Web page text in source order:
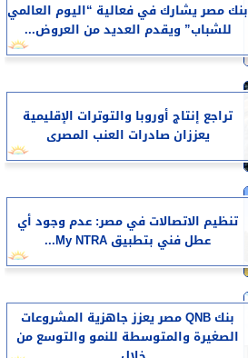
بنك مصر يشارك في فعالية “اليوم العالمي
للشباب” ويقدم العديد من العروض...
تراجع إنتاج أوروبا والتوترات الإقليمية
يعززان صادرات العنب المصرى
تنظيم الاتصالات في مصر: عدم وجود أي
عطل فني بتطبيق My NTRA...
بنك QNB مصر يعزز جاهزية المشروعات
الصغيرة والمتوسطة للنمو والتوسع من